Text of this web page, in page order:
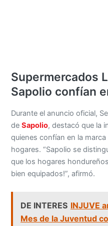
Supermercados
Sapolio confían
Durante el anuncio oficial,
deSapolio, destacó que la
quienes confían en la
hogares. “Sapolio se
que los hogares
bien equipados!”, afirmó.
DE INTERES INJUVE
Mes de la Juventud